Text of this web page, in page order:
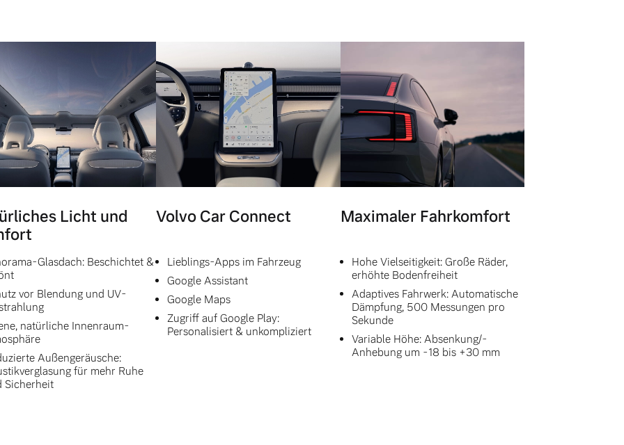
Licht und
Glasdach: Beschichtet &
vor Blendung und UV-
natürliche Innenraum-
Außengeräusche:
für mehr Ruhe
Sicherheit
Volvo Car Connect
Lieblings-Apps im Fahrzeug
Google Assistant
Google Maps
Zugriff auf Google Play:
Personalisiert & unkompliziert
Maximaler Fahrkomfort
Hohe Vielseitigkeit: Große Räder,
erhöhte Bodenfreiheit
Adaptives Fahrwerk: Automatische
Dämpfung, 500 Messungen pro
Sekunde
Variable Höhe: Absenkung/-
Anhebung um -18 bis +30 mm